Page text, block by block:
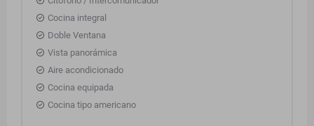
Cocina integral
Doble Ventana
Vista panorámica
Aire acondicionado
Cocina equipada
Cocina tipo americano